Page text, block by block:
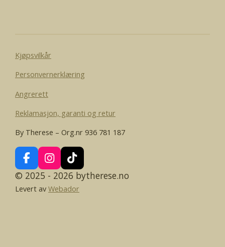
Kjøpsvilkår
Personvernerklæring
Angrerett
Reklamasjon, garanti og retur
By Therese – Org.nr 936 781 187
F
a
c
e
I
n
t
T
i
k
T
© 2025 - 2026 bytherese.no
Levert av Webador